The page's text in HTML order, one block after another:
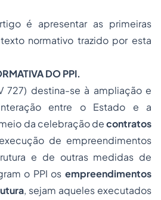
é apresentar as primeiras
normativo trazido por esta
DO PPI.
727) destina-se à ampliação e
entre o Estado e a
da celebração decontratos
de empreendimentos
e de outras medidas de
o PPI os empreendimentos
, sejam aqueles executados